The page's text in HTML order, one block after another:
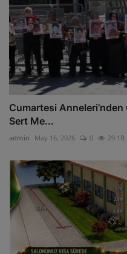
Cumartesi Anneleri’nden
Sert Me...
admin May 16, 2026 0 29.1B